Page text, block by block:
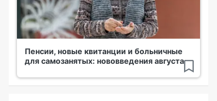
Пенсии, новые квитанции и больничные
для самозанятых: нововведения августа